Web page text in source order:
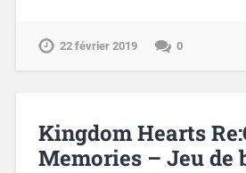
22 février 2019 0
Kingdom Hearts
Memories – Jeu de